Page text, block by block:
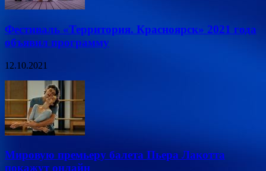
Фестиваль «Территория. Красноярск» 2021 года
объявил программу
12.10.2021
Мировую премьеру балета Пьера Лакотта
покажут онлайн